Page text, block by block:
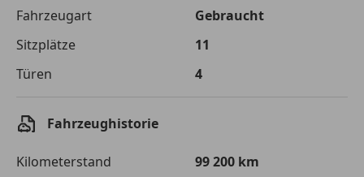
Zu zahlender
Gesamtbetrag
€ 26 214,-
Einberechnete Gebühren
€ 0,-
Sollzinssatz
Monatliche Rate
€ 218,45
Fahrzeugart
Gebraucht
Sitzplätze
11
Türen
4
Fahrzeughistorie
Kilometerstand
99 200 km